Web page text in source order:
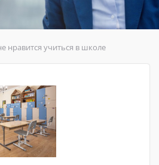
нравится учиться в школе